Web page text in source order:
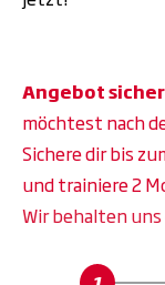
Angebot
möchtest nach
Sichere dir bis
und trainiere 2
Wir behalten